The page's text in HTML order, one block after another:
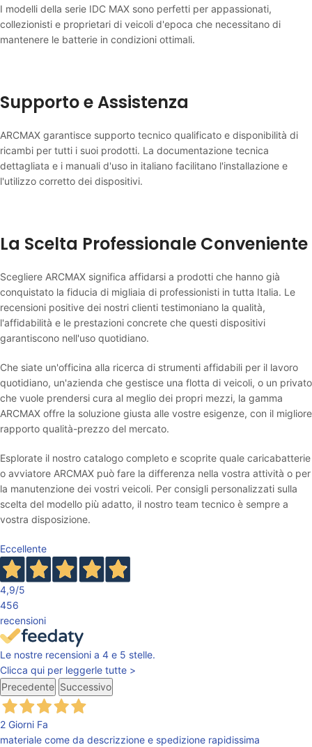
I modelli della serie IDC MAX sono perfetti per appassionati,
collezionisti e proprietari di veicoli d'epoca che necessitano di
mantenere le batterie in condizioni ottimali.
Supporto e Assistenza
ARCMAX garantisce supporto tecnico qualificato e disponibilità di
ricambi per tutti i suoi prodotti. La documentazione tecnica
dettagliata e i manuali d'uso in italiano facilitano l'installazione e
l'utilizzo corretto dei dispositivi.
La Scelta Professionale Conveniente
Scegliere ARCMAX significa affidarsi a prodotti che hanno già
conquistato la fiducia di migliaia di professionisti in tutta Italia. Le
recensioni positive dei nostri clienti testimoniano la qualità,
l'affidabilità e le prestazioni concrete che questi dispositivi
garantiscono nell'uso quotidiano.
Che siate un'officina alla ricerca di strumenti affidabili per il lavoro
quotidiano, un'azienda che gestisce una flotta di veicoli, o un privato
che vuole prendersi cura al meglio dei propri mezzi, la gamma
ARCMAX offre la soluzione giusta alle vostre esigenze, con il migliore
rapporto qualità-prezzo del mercato.
Esplorate il nostro catalogo completo e scoprite quale caricabatterie
o avviatore ARCMAX può fare la differenza nella vostra attività o per
la manutenzione dei vostri veicoli. Per consigli personalizzati sulla
scelta del modello più adatto, il nostro team tecnico è sempre a
vostra disposizione.
Eccellente
4,9/5
456
recensioni
Le nostre recensioni a 4 e 5 stelle.
Clicca qui per leggerle tutte >
Precedente Successivo
2 Giorni Fa
materiale come da descrizzione e spedizione rapidissima